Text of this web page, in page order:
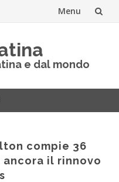
Menu
e dal mondo
compie 36
ancora il rinnovo